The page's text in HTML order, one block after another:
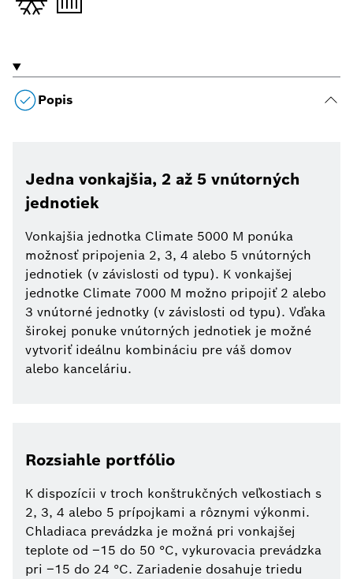
Popis
Jedna vonkajšia, 2 až 5 vnútorných
jednotiek
Vonkajšia jednotka Climate 5000 M ponúka
možnosť pripojenia 2, 3, 4 alebo 5 vnútorných
jednotiek (v závislosti od typu). K vonkajšej
jednotke Climate 7000 M možno pripojiť 2 alebo
3 vnútorné jednotky (v závislosti od typu). Vďaka
širokej ponuke vnútorných jednotiek je možné
vytvoriť ideálnu kombináciu pre váš domov
alebo kanceláriu.
Rozsiahle portfólio
K dispozícii v troch konštrukčných veľkostiach s
2, 3, 4 alebo 5 prípojkami a rôznymi výkonmi.
Chladiaca prevádzka je možná pri vonkajšej
teplote od –15 do 50 °C, vykurovacia prevádzka
pri –15 do 24 °C. Zariadenie dosahuje triedu